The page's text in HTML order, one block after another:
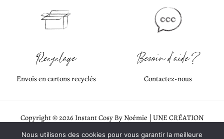
Recyclage
Envois en cartons recyclés
Besoin d'aide ?
Contactez-nous
Copyright © 2026 Instant Cosy By Noémie | UNE CRÉATION
EVERANDYOU STUDIO WEB♡
Nous utilisons des cookies pour vous garantir la meilleure